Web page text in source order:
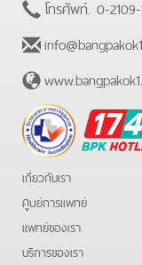
โทรศัพท์. 0-2109-
BPK
Hotline
เกี่ยวกับเรา
ศูนย์การแพทย์
แพทย์ของเรา
บริการของเรา